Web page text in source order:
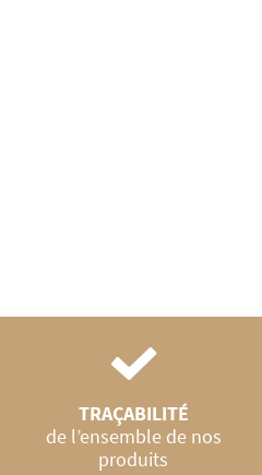
TRAÇABILITÉ
de l’ensemble de nos
produits